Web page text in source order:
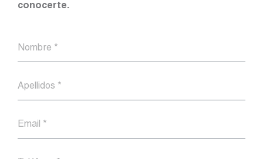
conocerte.